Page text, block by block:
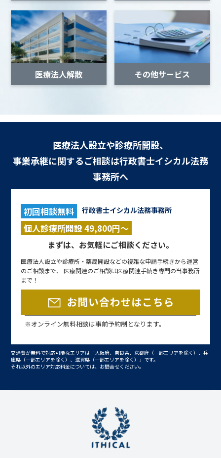
医療法人解散 その他サービス
医療法人設立や診療所開設、
事業承継に関するご相談は行政書士イシカル法務
事務所へ
初回相談無料 行政書士イシカル法務事務所
個人診療所開設 49,800円～
まずは、お気軽にご相談ください。
医療法人設立や診療所・薬局開設などの複雑な申請手続きから運営
のご相談まで、 医療関連のご相談は医療関連手続き専門の当事務所
まで！
※オンライン無料相談は事前予約制となります。
交通費が無料で対応可能なエリアは「大阪府、奈良県、京都府（一部エリアを除く）、兵
庫県（一部エリアを除く）、滋賀県（一部エリアを除く）」です。
それ以外のエリア対応料金については、お問合せください。